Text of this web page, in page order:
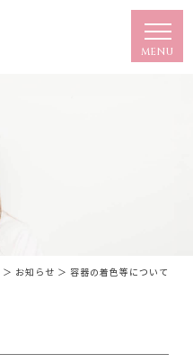
＞ お知らせ ＞ 容器の着色等について